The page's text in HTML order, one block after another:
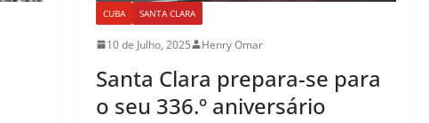
CUBA SANTA CLARA
10 de Julho, 2025 Henry Omar
Santa Clara prepara-se para
o seu 336.º aniversário